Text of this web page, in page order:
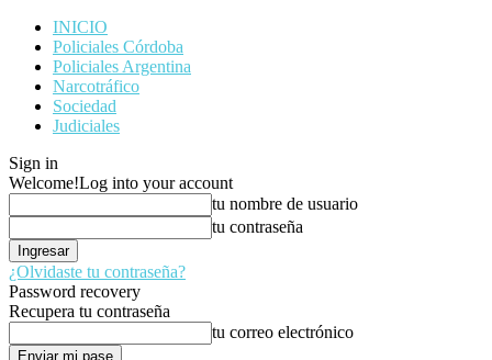
INICIO
Policiales Córdoba
Policiales Argentina
Narcotráfico
Sociedad
Judiciales
Sign in
Welcome!Log into your account
tu nombre de usuario
tu contraseña
¿Olvidaste tu contraseña?
Password recovery
Recupera tu contraseña
tu correo electrónico